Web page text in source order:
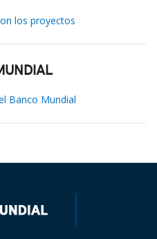
los proyectos
Banco Mundial